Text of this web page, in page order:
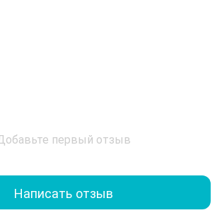
первый отзыв
Написать отзыв